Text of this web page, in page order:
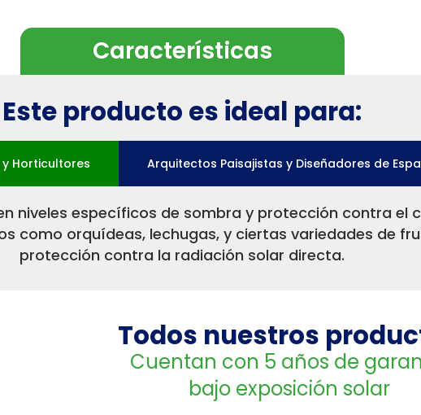
Características
Este producto es ideal para:
Horticultores Arquitectos Paisajistas y Diseñadores de
niveles específicos de sombra y protección contra el
como orquídeas, lechugas, y ciertas variedades de
protección contra la radiación solar directa.
Todos nuestros
Cuentan con 5 años de
bajo exposición solar